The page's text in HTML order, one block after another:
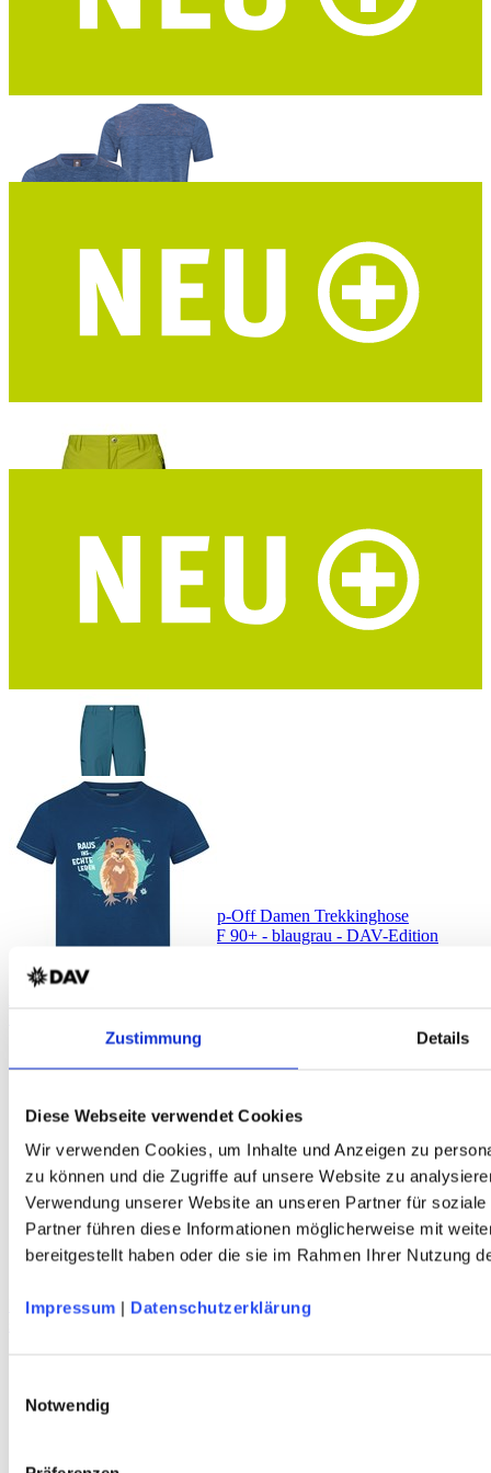
Zustimmung Details
Diese Webseite verwendet Cookies
Wir verwenden Cookies, um Inhalte und Anzeigen zu
zu können und die Zugriffe auf unsere Website zu
Verwendung unserer Website an unseren Partner für
Partner führen diese Informationen möglicherweise mit
bereitgestellt haben oder die sie im Rahmen Ihrer Nutzung
Impressum | Datenschutzerklärung
Notwendig
DAV Hochthron Damen Funktionsshirt
Merino-Tencel® – marine – DAV Design
HALTI Pallas Cool Stretch Herren Trekkingshorts
HALTI Pallas Cool Stretch Zip-Off Damen Trekkinghose
Dry Quick cool Material - UPF 90+ - blaugrau - DAV-Edition
DAV Predigtstuhl Sportstirnband
Service